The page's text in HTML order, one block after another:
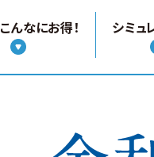
こんなにお得！ シミュ